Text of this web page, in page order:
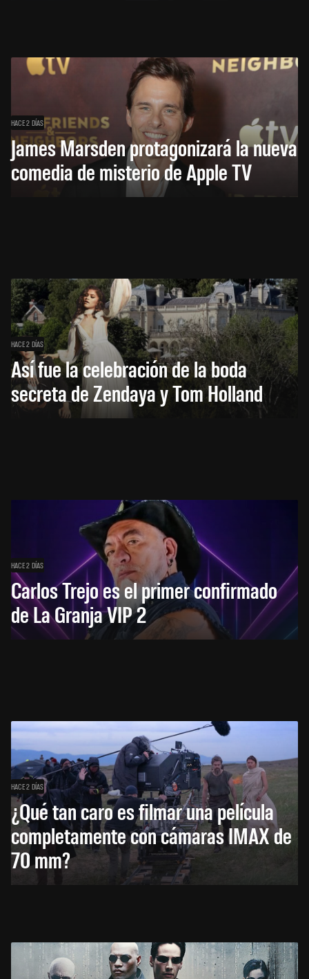
HACE 2 DÍAS
James Marsden protagonizará la nueva
comedia de misterio de Apple TV
HACE 2 DÍAS
Así fue la celebración de la boda
secreta de Zendaya y Tom Holland
HACE 2 DÍAS
Carlos Trejo es el primer confirmado
de La Granja VIP 2
HACE 2 DÍAS
¿Qué tan caro es filmar una película
completamente con cámaras IMAX de
70 mm?